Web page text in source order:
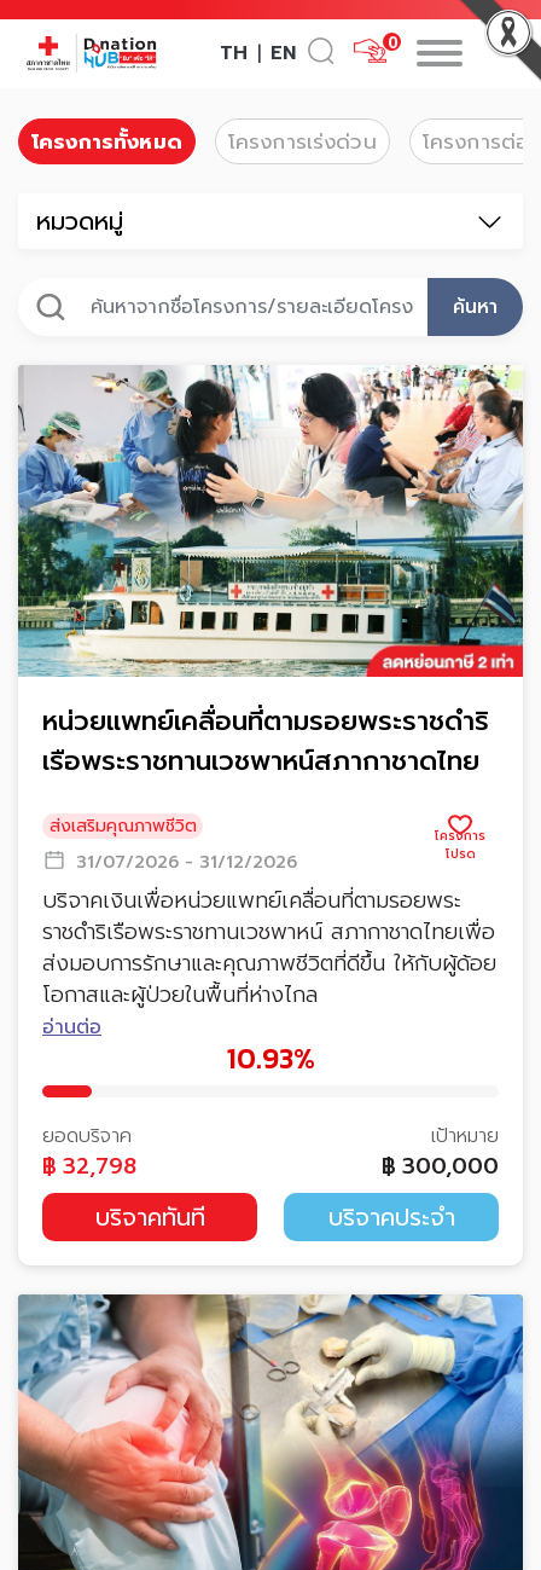
TH | EN 0
โครงการทั้งหมด โครงการเร่งด่วน โครงการต่อ
หมวดหมู่
ค้นหา
หน่วยแพทย์เคลื่อนที่ตามรอยพระราชดำริ
เรือพระราชทานเวชพาหน์สภากาชาดไทย
ส่งเสริมคุณภาพชีวิต
31/07/2026 - 31/12/2026
บริจาคเงินเพื่อหน่วยแพทย์เคลื่อนที่ตามรอยพระ
ราชดำริเรือพระราชทานเวชพาหน์ สภากาชาดไทยเพื่อ
ส่งมอบการรักษาและคุณภาพชีวิตที่ดีขึ้น ให้กับผู้ด้อย
โอกาสและผู้ป่วยในพื้นที่ห่างไกล
อ่านต่อ
10.93%
ยอดบริจาค
฿ 32,798
เป้าหมาย
฿ 300,000
บริจาคทันที บริจาคประจำ